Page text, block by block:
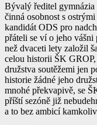
Bývalý ředitel
činná osobnost s
kandidát ODS pro
přáteli se ví o jeho
než dvaceti lety založil
celou historii ŠK
družstva soutěžemi jen
historie žádné jeho
mnohé překvapivě, se
příští sezóně již
a to bez ambicí